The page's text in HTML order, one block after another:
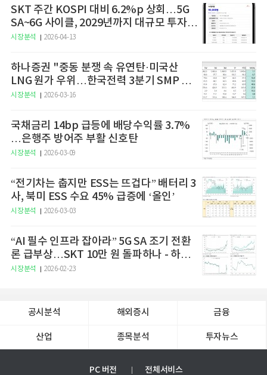
SKT 주간 KOSPI 대비 6.2%p 상회…5G
SA~6G 사이클, 2029년까지 대규모 투자
예고
시장분석 2026-04-13
하나증권 "중동 분쟁 속 유연탄·미국산
LNG 원가 우위…한국전력 3분기 SMP 상
승 전망"
시장분석 2026-03-16
국채금리 14bp 급등에 배당수익률 3.7%
…은행주 방어주 부활 신호탄
시장분석 2026-03-09
“전기차는 춥지만 ESS는 뜨겁다” 배터리 3
사, 북미 ESS 수요 45% 급증에 ‘올인’
시장분석 2026-03-03
“AI 필수 인프라 잡아라” 5G SA 조기 전환
론 급부상…SKT 10만 원 돌파하나 - 하나
증권
시장분석 2026-02-23
공시분석 해외증시 금융
산업 종목분석 투자뉴스
PC 버전 전체서비스